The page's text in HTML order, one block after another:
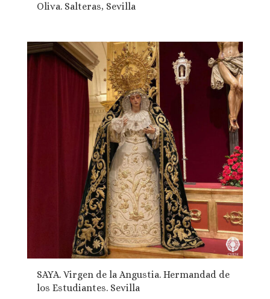
Oliva. Salteras, Sevilla
SAYA. Virgen de la Angustia. Hermandad de
los Estudiantes. Sevilla